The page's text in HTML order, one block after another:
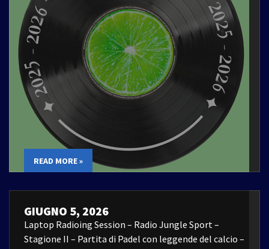
READ MORE »
GIUGNO 5, 2026
Laptop Radioing Session – Radio Jungle Sport –
Stagione II – Partita di Padel con leggende del calcio –